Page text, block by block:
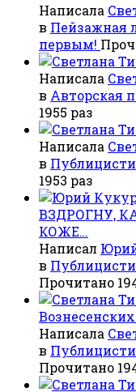
Написала
в Пейзажная
первым!
Написала
в Авторская
1955 раз
Написала
в
1953 раз
ВЗДРОГНУ,
КОЖЕ…
Написал
в
Прочитано
Написала
в
Прочитано